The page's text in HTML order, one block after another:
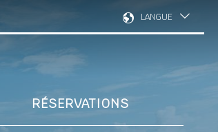
LANGUE
RÉSERVATIONS